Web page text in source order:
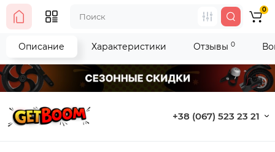
+38 (067) 523 23 21
0
Описание Характеристики Отзывы 0